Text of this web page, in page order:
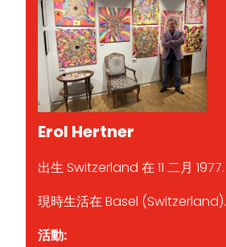
Erol Hertner
出生 Switzerland 在 11 二月 1977.
現時生活在 Basel (Switzerland).
活動: